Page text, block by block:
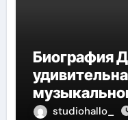
Биография
проникнет в
studiohallo_